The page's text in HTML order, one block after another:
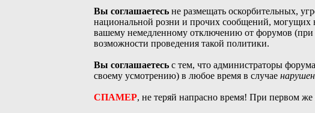
Вы соглашаетесь не размещать оскорбительных,
национальной розни и прочих сообщений, могущих
вашему немедленному отключению от форумов (при
возможности проведения такой политики.
Вы соглашаетесь с тем, что администраторы
своему усмотрению) в любое время в случае
СПАМЕР, не теряй напрасно время! При первом же